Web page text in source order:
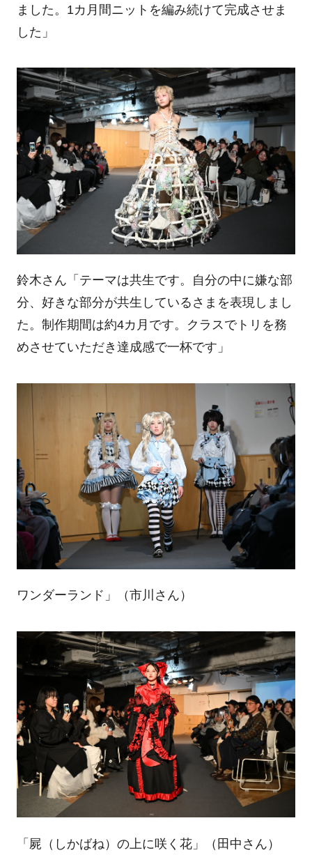
ました。1カ月間ニットを編み続けて完成させま
した」
鈴木さん「テーマは共生です。自分の中に嫌な部
分、好きな部分が共生しているさまを表現しまし
た。制作期間は約4カ月です。クラスでトリを務
めさせていただき達成感で一杯です」
ワンダーランド」（市川さん）
「屍（しかばね）の上に咲く花」（田中さん）